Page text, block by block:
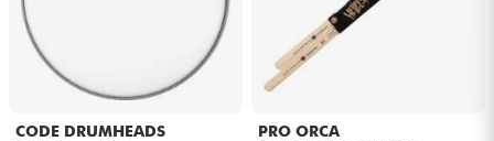
CODE DRUMHEADS
PRO ORCA